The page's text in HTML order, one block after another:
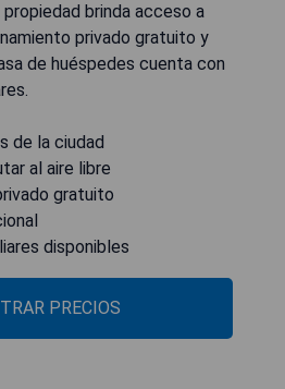
propiedad brinda acceso a
privado gratuito y
de huéspedes cuenta con
de la ciudad
al aire libre
gratuito
disponibles
PRECIOS